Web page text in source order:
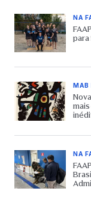
NA
para
MAB
mais
NA